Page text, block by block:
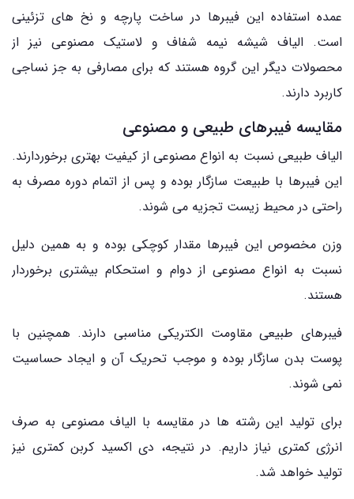
عمده استفاده این فیبرها در ساخت پارچه و نخ های تزئینی
است. الیاف شیشه نیمه شفاف و لاستیک مصنوعی نیز از
محصولات دیگر این گروه هستند که برای مصارفی به جز نساجی
کاربرد دارند.
مقایسه فیبرهای طبیعی و مصنوعی
الیاف طبیعی نسبت به انواع مصنوعی از کیفیت بهتری برخوردارند.
این فیبرها با طبیعت سازگار بوده و پس از اتمام دوره مصرف به
راحتی در محیط زیست تجزیه می شوند.
وزن مخصوص این فیبرها مقدار کوچکی بوده و به همین دلیل
نسبت به انواع مصنوعی از دوام و استحکام بیشتری برخوردار
هستند.
فیبرهای طبیعی مقاومت الکتریکی مناسبی دارند. همچنین با
پوست بدن سازگار بوده و موجب تحریک آن و ایجاد حساسیت
نمی شوند.
برای تولید این رشته ها در مقایسه با الیاف مصنوعی به صرف
انرژی کمتری نیاز داریم. در نتیجه، دی اکسید کربن کمتری نیز
تولید خواهد شد.